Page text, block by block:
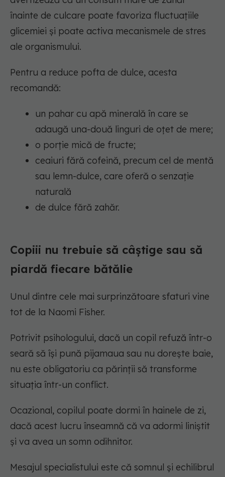
înainte de culcare poate favoriza fluctuațiile
glicemiei și poate activa mecanismele de stres
ale organismului.
Pentru a reduce pofta de dulce, acesta
recomandă:
un pahar cu apă minerală în care se
adaugă una-două linguri de oțet de mere;
o porție mică de fructe;
ceaiuri fără cofeină, precum cel de mentă
sau lemn-dulce, care oferă o senzație
naturală
de dulce fără zahăr.
Copiii nu trebuie să câștige sau să
piardă fiecare bătălie
Unul dintre cele mai surprinzătoare sfaturi vine
tot de la Naomi Fisher.
Potrivit psihologului, dacă un copil refuză într-o
seară să își pună pijamaua sau nu dorește baie,
nu este obligatoriu ca părinții să transforme
situația într-un conflict.
Ocazional, copilul poate dormi în hainele de zi,
dacă acest lucru înseamnă că va adormi liniștit
și va avea un somn odihnitor.
Mesajul specialistului este că somnul și echilibrul